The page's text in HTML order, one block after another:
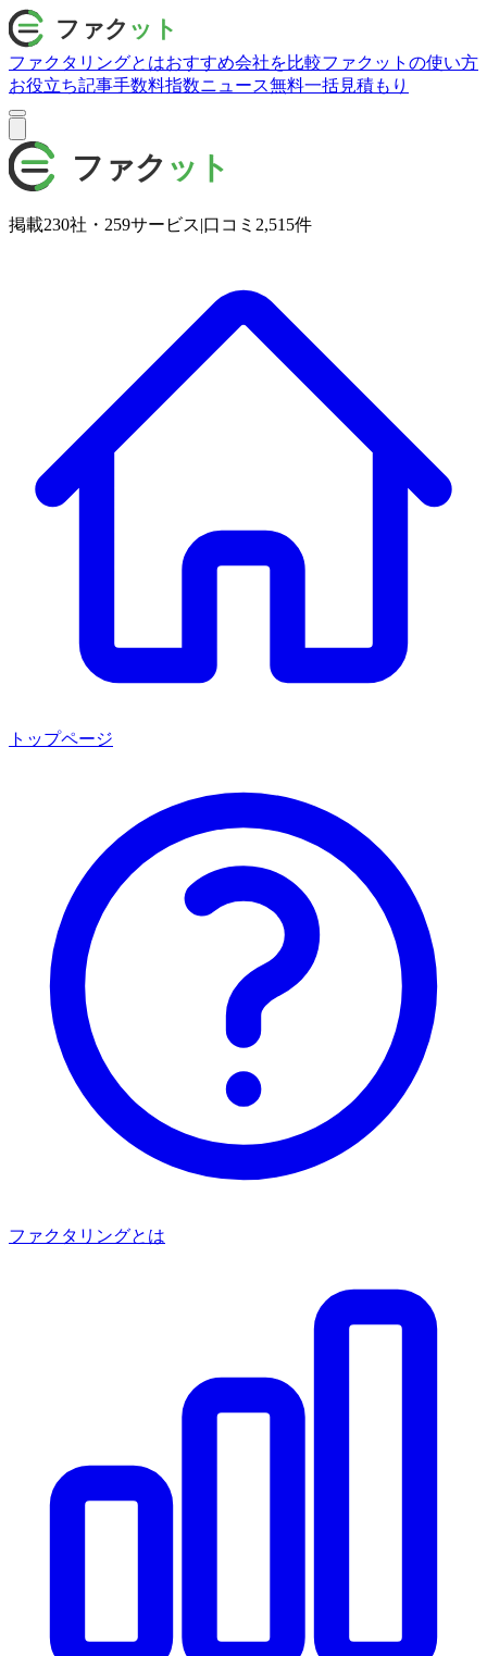
ファクタリングとはおすすめ会社を比較ファクットの使い方
お役立ち記事手数料指数ニュース無料一括見積もり
掲載230社・ 259サービス|口コミ 2,515件
トップページ
ファクタリングとは